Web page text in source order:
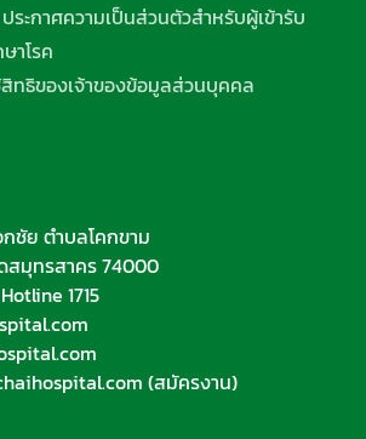
ระกาศความเป็นส่วนตัวสำหรับผู้เข้ารับ
าโรค
ทธิของเจ้าของข้อมูลส่วนบุคคล
ชัย ตำบลโคกขาม
สมุทรสาคร 74000
1715
(สมัครงาน)